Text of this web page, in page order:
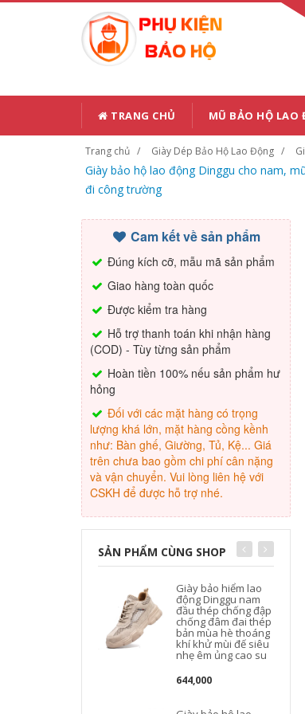
TRANG CHỦ MŨ BẢO HỘ LAO
Trang chủ Giày Dép Bảo Hộ Lao Động
Giày bảo hộ lao động Dinggu cho nam,
đi công trường
Cam kết về sản phẩm
Đúng kích cỡ, mẫu mã sản phẩm
Giao hàng toàn quốc
Được kiểm tra hàng
Hỗ trợ thanh toán khi nhận hàng
(COD) - Tùy từng sản phẩm
Hoàn tiền 100% nếu sản phẩm hư
hỏng
Đối với các mặt hàng có trọng
lượng khá lớn, mặt hàng cồng kềnh
như: Bàn ghế, Giường, Tủ, Kệ... Giá
trên chưa bao gồm chi phí cân nặng
và vận chuyển. Vui lòng liên hệ với
CSKH để được hỗ trợ nhé.
SẢN PHẨM CÙNG SHOP
Giày bảo hiểm lao
động Dinggu nam
đầu thép chống đập
chống đâm đai thép
bản mùa hè thoáng
khí khử mùi đế siêu
nhẹ êm ủng cao su
644,000